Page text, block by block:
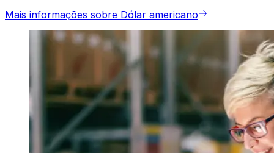
Mais informações sobre Dólar americano